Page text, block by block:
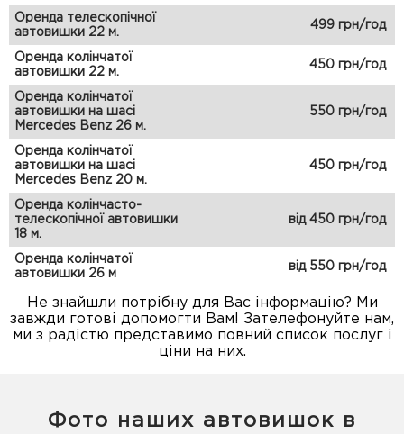
Оренда телескопічної
автовишки 22 м.
499 грн/год
Оренда колінчатої
автовишки 22 м.
450 грн/год
Оренда колінчатої
автовишки на шасі
Mercedes Benz 26 м.
550 грн/год
Оренда колінчатої
автовишки на шасі
Mercedes Benz 20 м.
450 грн/год
Оренда колінчасто-
телескопічної автовишки
18 м.
від 450 грн/год
Оренда колінчатої
автовишки 26 м
від 550 грн/год
Не знайшли потрібну для Вас інформацію? Ми
завжди готові допомогти Вам! Зателефонуйте нам,
ми з радістю представимо повний список послуг і
ціни на них.
Фото наших автовишок в